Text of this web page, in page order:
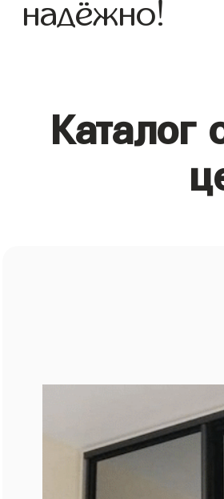
надёжно!